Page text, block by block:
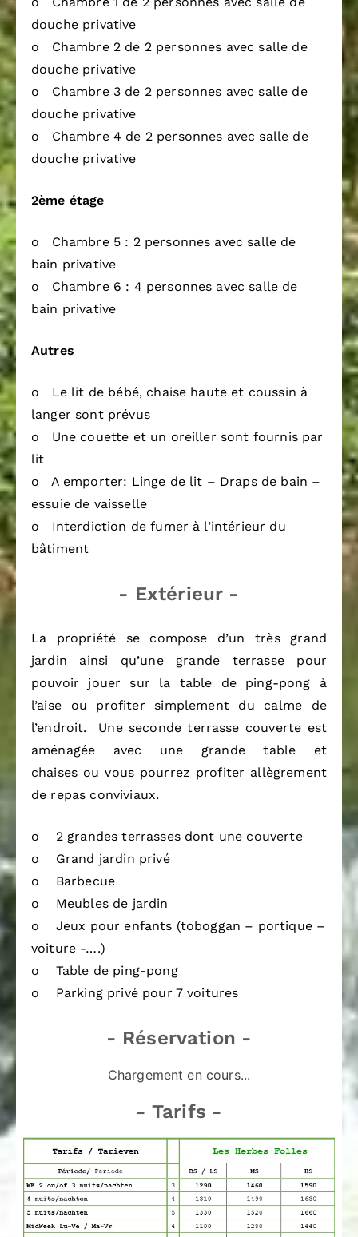
douche privative
o Chambre 2 de 2 personnes avec salle de
douche privative
o Chambre 3 de 2 personnes avec salle de
douche privative
o Chambre 4 de 2 personnes avec salle de
douche privative
2ème étage
o Chambre 5 : 2 personnes avec salle de
bain privative
o Chambre 6 : 4 personnes avec salle de
bain privative
Autres
o Le lit de bébé, chaise haute et coussin à
langer sont prévus
o Une couette et un oreiller sont fournis par
lit
o A emporter: Linge de lit – Draps de bain –
essuie de vaisselle
o Interdiction de fumer à l’intérieur du
bâtiment
- Extérieur -
La propriété se compose d’un très grand
jardin ainsi qu’une grande terrasse pour
pouvoir jouer sur la table de ping-pong à
l’aise ou profiter simplement du calme de
l’endroit. Une seconde terrasse couverte est
aménagée avec une grande table et
chaises ou vous pourrez profiter allègrement
de repas conviviaux.
o 2 grandes terrasses dont une couverte
o Grand jardin privé
o Barbecue
o Meubles de jardin
o Jeux pour enfants (toboggan – portique –
voiture -….)
o Table de ping-pong
o Parking privé pour 7 voitures
- Réservation -
Chargement en cours...
- Tarifs -